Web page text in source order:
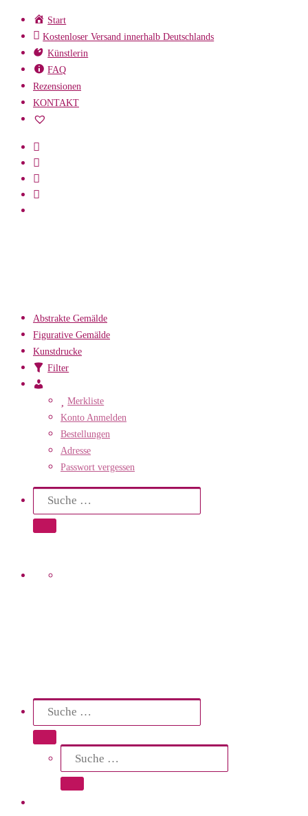
Zum
Inhalt
springen
Start
Kostenloser Versand innerhalb Deutschlands
Künstlerin
FAQ
Rezensionen
KONTAKT
Abstrakte Gemälde
Figurative Gemälde
Kunstdrucke
Filter
KontoMerkliste
Konto Anmelden
Bestellungen
Adresse
Passwort vergessen
Search
Suche
Suche …
Search
Suche
Suche …
Suche
Suche …